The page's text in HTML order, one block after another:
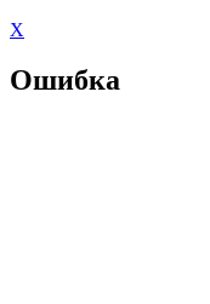
X
Ошибка